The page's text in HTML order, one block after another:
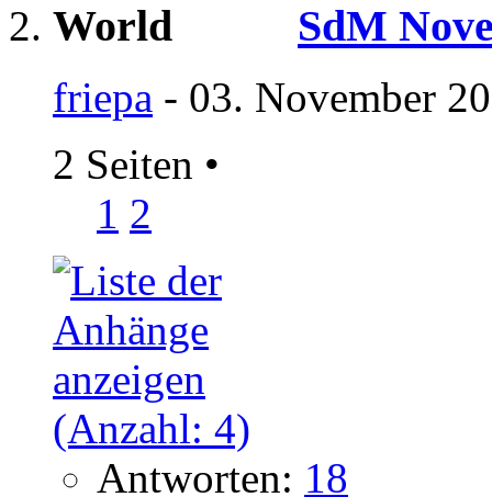
SdM
friepa - 03. November
2 Seiten •
1 2
Antworten: 18